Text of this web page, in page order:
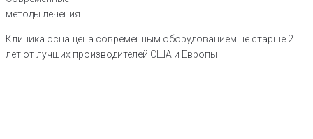
методы лечения
Клиника оснащена современным оборудованием не старше 2
лет от лучших производителей США и Европы